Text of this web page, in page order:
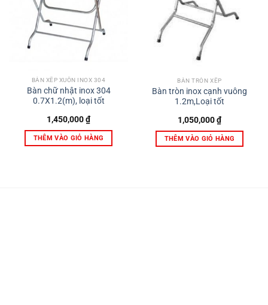
BÀN XẾP XUÔN INOX 304
Bàn chữ nhật inox 304
0.7X1.2(m), loại tốt
1,450,000₫
THÊM VÀO GIỎ HÀNG
BÀN TRÒN XẾP
Bàn tròn inox cạnh vuông
1.2m,Loại tốt
1,050,000₫
THÊM VÀO GIỎ HÀNG